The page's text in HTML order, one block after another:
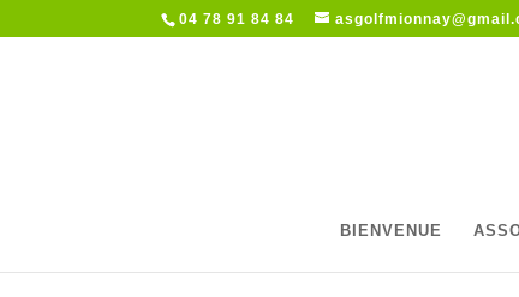
04 78 91 84 84
BIENVENUE